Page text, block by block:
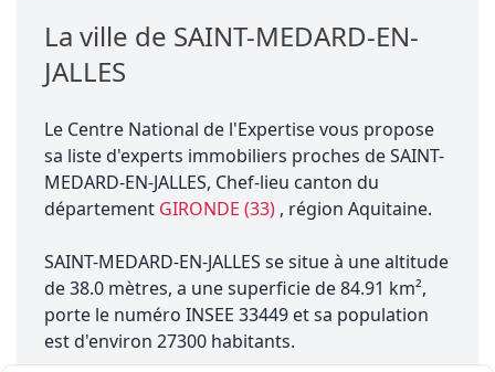
La ville de SAINT-MEDARD-EN-
JALLES
Le Centre National de l'Expertise vous propose
sa liste d'experts immobiliers proches de SAINT-
MEDARD-EN-JALLES, Chef-lieu canton du
département GIRONDE (33) , région Aquitaine.
SAINT-MEDARD-EN-JALLES se situe à une altitude
de 38.0 mètres, a une superficie de 84.91 km²,
porte le numéro INSEE 33449 et sa population
est d'environ 27300 habitants.